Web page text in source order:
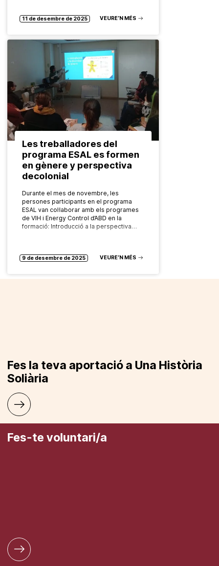
11 de desembre de 2025 VEURE’N MÉS
Les treballadores del
programa ESAL es formen
en gènere y perspectiva
decolonial
Durante el mes de novembre, les
persones participants en el programa
ESAL van col·laborar amb els programes
de VIH i Energy Control d’ABD en la
formació: Introducció a la perspectiva…
9 de desembre de 2025 VEURE’N MÉS
Fes la teva aportació a Una Història
Soliària
Fes-te voluntari/a